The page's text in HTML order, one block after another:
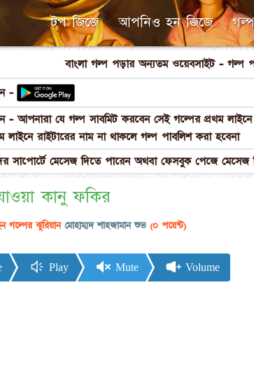
টপ জিজে আপনিও হন জিজে
বাংলা গল্প পড়ার অন্যতম ওয়েবসাইট - গল্প
-
- আপনারা যে গল্প সাবমিট করবেন সেই গল্পের প্রথম
রাইটারের নাম না থাকলে গল্প পাবলিশ করা হবেনা
সাপোর্টে মেসেজ দিতে পারেন অথবা ফেসবুক পেজে মেসেজ
কানু ফকির
গল্পের ঝুরিয়ান মোহাম্মদ শাহজামান শুভ (০ পয়েন্ট)
Play Mute Volume